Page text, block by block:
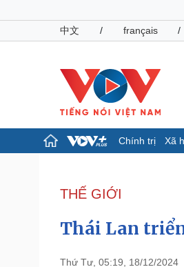
中文
/ français /
Chính trị Xã
Đảng
Tổ chức nhân sự
Nhận diện sự thật
THẾ GIỚI
Thái Lan
Thứ Tư, 05:19, 18/12/2024